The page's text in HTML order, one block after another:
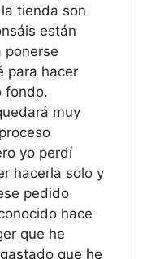
tienda son
están
ponerse
para hacer
fondo.
muy
yo perdí
hacerla solo y
pedido
hace
que he
que he